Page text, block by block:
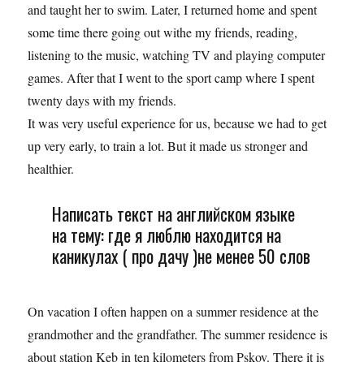
and taught her to swim. Later, I returned home and spent
some time there going out withe my friends, reading,
listening to the music, watching TV and playing computer
games. After that I went to the sport camp where I spent
twenty days with my friends.
It was very useful experience for us, because we had to get
up very early, to train a lot. But it made us stronger and
healthier.
Написать текст на английском языке
на тему: где я люблю находится на
каникулах ( про дачу )не менее 50 слов
On vacation I often happen on a summer residence at the
grandmother and the grandfather. The summer residence is
about station Keb in ten kilometers from Pskov. There it is